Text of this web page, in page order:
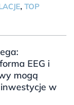
, TOP
EEG i
mogą
w